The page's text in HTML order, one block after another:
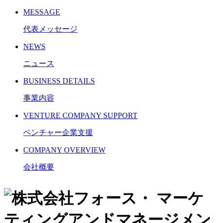
MESSAGE
代表メッセージ
NEWS
ニュース
BUSINESS DETAILS
事業内容
VENTURE COMPANY SUPPORT
ベンチャー企業支援
COMPANY OVERVIEW
会社概要